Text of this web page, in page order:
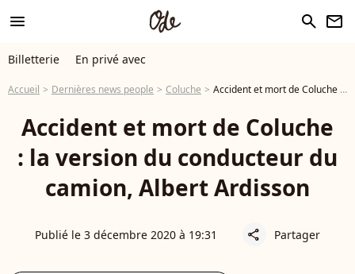
menu search newsletter
Billetterie En privé avec
Accueil Dernières news people Coluche Accident et mort de Coluche : la version du conducteur du camion, Albert Ardisson
Accident et mort de Coluche
: la version du conducteur du
camion, Albert Ardisson
Publié le 3 décembre 2020 à 19:31 share Partager